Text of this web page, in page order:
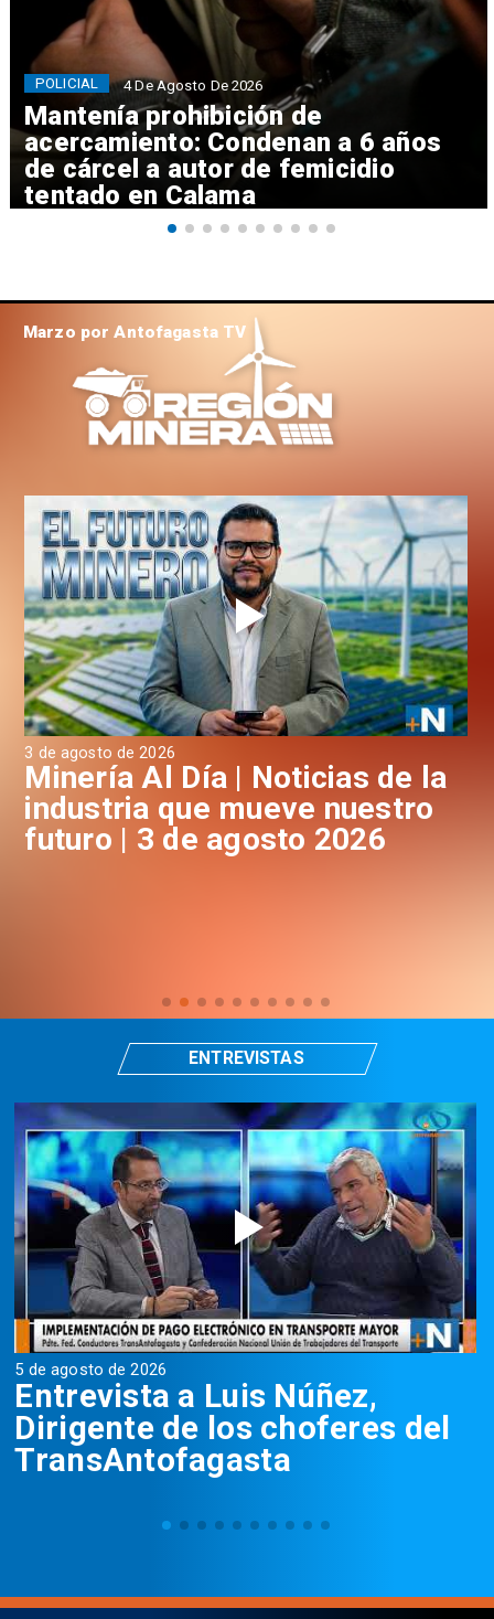
Mantenía prohibición de
acercamiento: Condenan a 6 años
de cárcel a autor de femicidio
tentado en Calama
POLICIAL 4 De Agosto De 2026
3 de agosto de 2026
Minería Al Día | Noticias de la
industria que mueve nuestro
futuro | 3 de agosto 2026
Marzo por Antofagasta TV
5 de agosto de 2026
Entrevista a Luis Núñez,
Dirigente de los choferes del
TransAntofagasta
ENTREVISTAS